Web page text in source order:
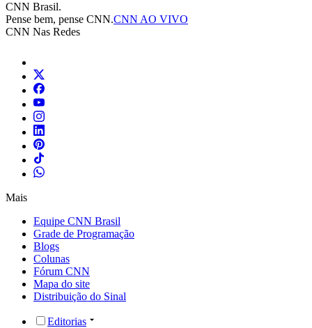
CNN Brasil.
Pense bem, pense CNN.CNN AO VIVO
CNN Nas Redes
Mais
Equipe CNN Brasil
Grade de Programação
Blogs
Colunas
Fórum CNN
Mapa do site
Distribuição do Sinal
Editorias